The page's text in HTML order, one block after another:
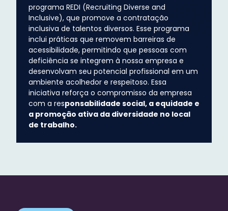
programa REDI (Recruiting Diverse and
Inclusive), que promove a contratação
inclusiva de talentos diversos. Esse programa
inclui práticas que removem barreiras de
acessibilidade, permitindo que pessoas com
deficiência se integrem à nossa empresa e
desenvolvam seu potencial profissional em um
ambiente acolhedor e respeitoso. Essa
iniciativa reforça o compromisso da empresa
com a responsabilidade social, a equidade e
a promoção ativa da diversidade no local
de trabalho.